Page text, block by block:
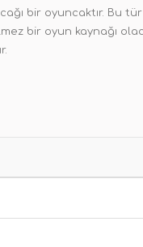
bir oyuncaktır. Bu
bir oyun kaynağı